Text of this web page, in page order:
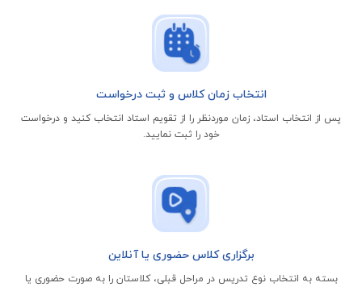
انتخاب زمان کلاس و ثبت درخواست
پس از انتخاب استاد، زمان موردنظر را از تقویم استاد انتخاب کنید و درخواست
خود را ثبت نمایید.
برگزاری کلاس حضوری یا آنلاین
بسته به انتخاب نوع تدریس در مراحل قبلی، کلاستان را به صورت حضوری یا